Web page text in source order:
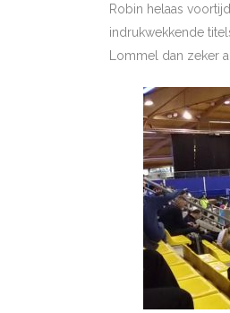
Robin helaas
indrukwekkende
Lommel dan zeker